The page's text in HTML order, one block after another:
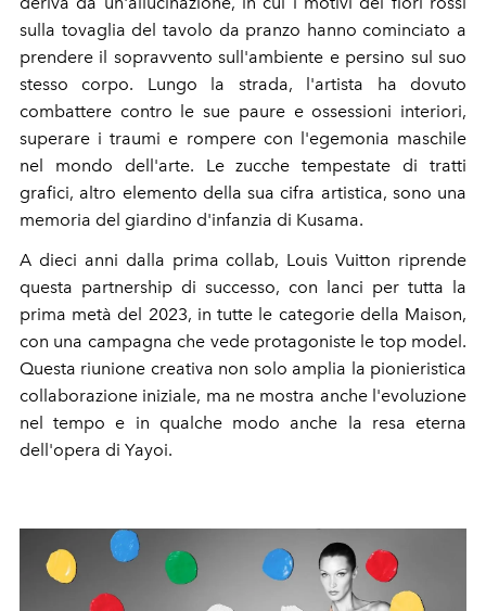
sulla tovaglia del tavolo da pranzo hanno cominciato a
prendere il sopravvento sull'ambiente e persino sul suo
stesso corpo. Lungo la strada, l'artista ha dovuto
combattere contro le sue paure e ossessioni interiori,
superare i traumi e rompere con l'egemonia maschile
nel mondo dell'arte. Le zucche tempestate di tratti
grafici, altro elemento della sua cifra artistica, sono una
memoria del giardino d'infanzia di Kusama.
A dieci anni dalla prima collab, Louis Vuitton riprende
questa partnership di successo, con lanci per tutta la
prima metà del 2023, in tutte le categorie della Maison,
con una campagna che vede protagoniste le top model.
Questa riunione creativa non solo amplia la pionieristica
collaborazione iniziale, ma ne mostra anche l'evoluzione
nel tempo e in qualche modo anche la resa eterna
dell'opera di Yayoi.